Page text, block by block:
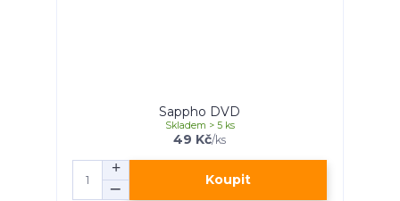
Sappho DVD
49 Kč/ks
Skladem > 5 ks
Koupit